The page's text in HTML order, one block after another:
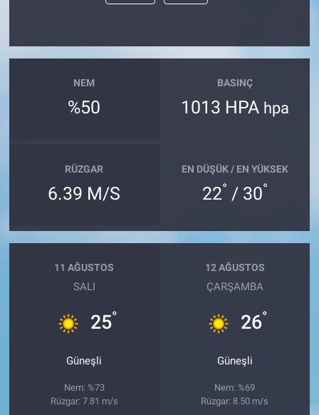
NEM
%50
BASINÇ
1013 HPA hpa
RÜZGAR
6.39 M/S
EN DÜŞÜK / EN YÜKSEK
22° / 30°
11 AĞUSTOS
SALI
25°
Güneşli
Nem: %73
Rüzgar: 7.81 m/s
12 AĞUSTOS
ÇARŞAMBA
26°
Güneşli
Nem: %69
Rüzgar: 8.50 m/s